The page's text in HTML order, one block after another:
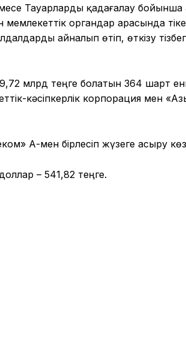
Тауарларды қадағалау бойынша
мемлекеттік органдар арасында
айналып өтіп, өткізу
млрд теңге болатын 364 шарт
кәсіпкерлік корпорация мен
АҚ-мен бірлесіп жүзеге асыру
– 541,82 теңге.